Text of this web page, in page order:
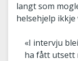
langt som
helsehjelp
«I intervju
ha fått utsett